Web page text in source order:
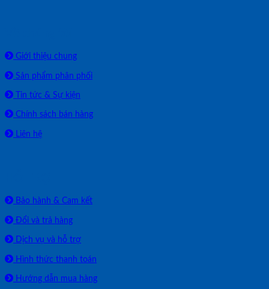
Giới thiệu chung
Sản phẩm phân phối
Tin tức & Sự kiện
Chính sách bán hàng
Liên hệ
Bảo hành & Cam kết
Đổi và trả hàng
Dịch vụ và hỗ trợ
Hình thức thanh toán
Hướng dẫn mua hàng